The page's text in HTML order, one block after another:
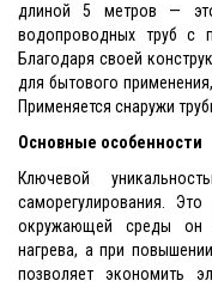
длиной 5 метров —
водопроводных труб с
Благодаря своей
для бытового
Применяется снаружи
Основные особенности
Ключевой
саморегулирования.
окружающей среды он
нагрева, а при
позволяет экономить